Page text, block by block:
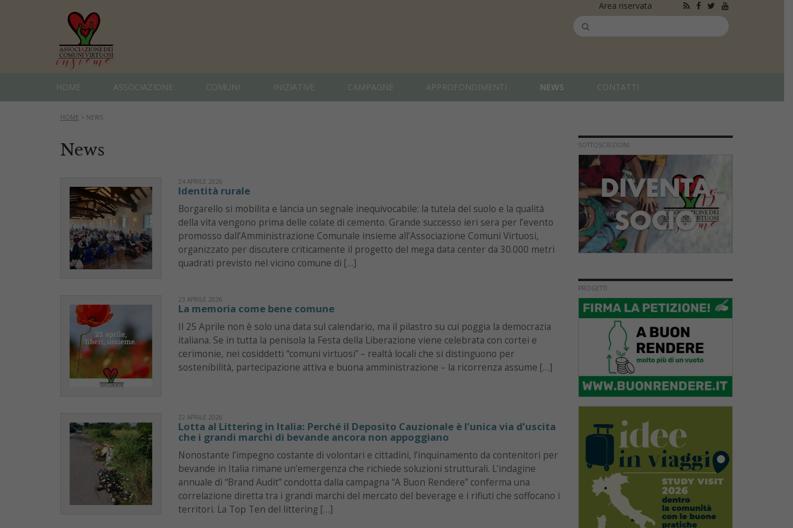
Area riservata
HOME ASSOCIAZIONE COMUNI INIZIATIVE CAMPAGNE APPROFONDIMENTI NEWS CONTATTI
HOME > NEWS
News
24 APRILE 2026
Identità rurale
Borgarello si mobilita e lancia un segnale inequivocabile: la tutela del suolo e la qualità
della vita vengono prima delle colate di cemento. Grande successo ieri sera per l’evento
promosso dall’Amministrazione Comunale insieme all’Associazione Comuni Virtuosi,
organizzato per discutere criticamente il progetto del mega data center da 30.000 metri
quadrati previsto nel vicino comune di […]
23 APRILE 2026
La memoria come bene comune
Il 25 Aprile non è solo una data sul calendario, ma il pilastro su cui poggia la democrazia
italiana. Se in tutta la penisola la Festa della Liberazione viene celebrata con cortei e
cerimonie, nei cosiddetti “comuni virtuosi” – realtà locali che si distinguono per
sostenibilità, partecipazione attiva e buona amministrazione – la ricorrenza assume […]
22 APRILE 2026
Lotta al Littering in Italia: Perché il Deposito Cauzionale è l’unica via d’uscita
che i grandi marchi di bevande ancora non appoggiano
Nonostante l’impegno costante di volontari e cittadini, l’inquinamento da contenitori per
bevande in Italia rimane un’emergenza che richiede soluzioni strutturali. L’indagine
annuale di “Brand Audit” condotta dalla campagna “A Buon Rendere” conferma una
correlazione diretta tra i grandi marchi del mercato del beverage e i rifiuti che soffocano i
territori. La Top Ten del littering […]
SOTTOSCRIZIONI
PROGETTI